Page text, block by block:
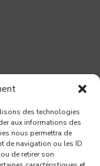
des technologies
aux informations des
nous permettra de
de navigation ou les ID
de retirer son